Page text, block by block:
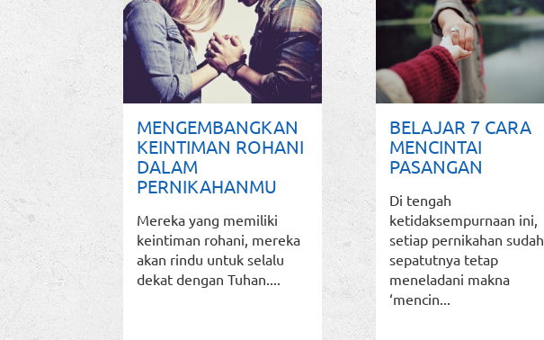
MENGEMBANGKAN
KEINTIMAN ROHANI
DALAM
PERNIKAHANMU
Mereka yang memiliki
keintiman rohani, mereka
akan rindu untuk selalu
dekat dengan Tuhan....
BELAJAR 7 CARA
MENCINTAI
PASANGAN
Di tengah
ketidaksempurnaan ini,
setiap pernikahan sudah
sepatutnya tetap
meneladani makna
‘mencin...